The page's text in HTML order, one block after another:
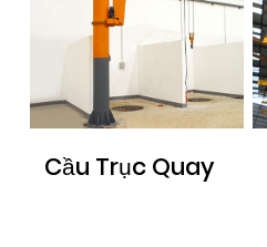
Cầu Trục Quay